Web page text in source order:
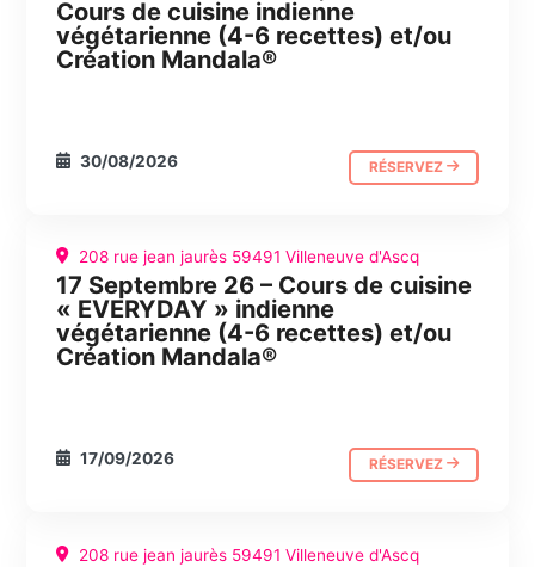
Cours de cuisine indienne
végétarienne (4-6 recettes) et/ou
Création Mandala®
30/08/2026 RÉSERVEZ
CUISINE JOURNÉE ABC
208 rue jean jaurès 59491 Villeneuve d'Ascq
17 Septembre 26 – Cours de cuisine
« EVERYDAY » indienne
végétarienne (4-6 recettes) et/ou
Création Mandala®
17/09/2026 RÉSERVEZ
208 rue jean jaurès 59491 Villeneuve d'Ascq